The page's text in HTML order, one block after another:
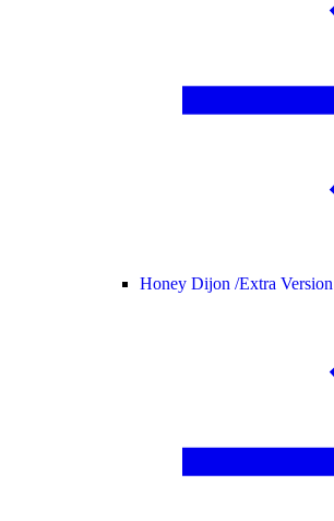
Honey Dijon /Extra Version